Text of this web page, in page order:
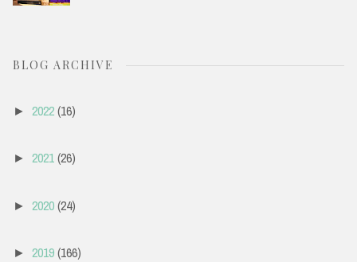
BLOG ARCHIVE
► 2022(16)
► 2021(26)
► 2020(24)
► 2019(166)